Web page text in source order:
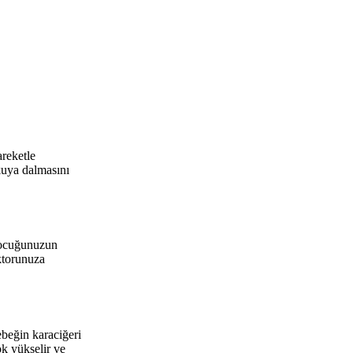
dalmasını
karaciğeri
yükselir ve